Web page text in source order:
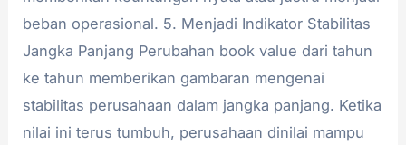
beban operasional. 5. Menjadi Indikator Stabilitas
Jangka Panjang Perubahan book value dari tahun
ke tahun memberikan gambaran mengenai
stabilitas perusahaan dalam jangka panjang. Ketika
nilai ini terus tumbuh, perusahaan dinilai mampu